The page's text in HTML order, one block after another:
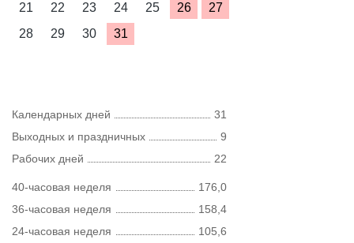
21
22 23 24 25 26
27
28
29 30 31
Календарных дней
31
Выходных и праздничных
9
Рабочих дней
22
40-часовая неделя
176,0
36-часовая неделя
158,4
24-часовая неделя
105,6